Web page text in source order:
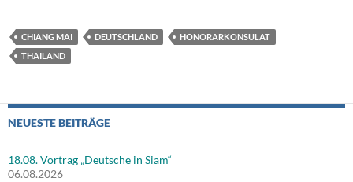
CHIANG MAI DEUTSCHLAND
HONORARKONSULAT
THAILAND
NEUESTE BEITRÄGE
18.08. Vortrag „Deutsche in Siam“
06.08.2026